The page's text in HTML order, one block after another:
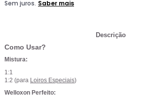
Descrição
Como Usar?
Mistura:
1:1
1:2 (para Loiros Especiais)
Welloxon Perfeito: